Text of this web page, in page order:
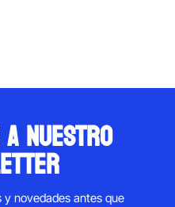
nuestro
novedades antes que